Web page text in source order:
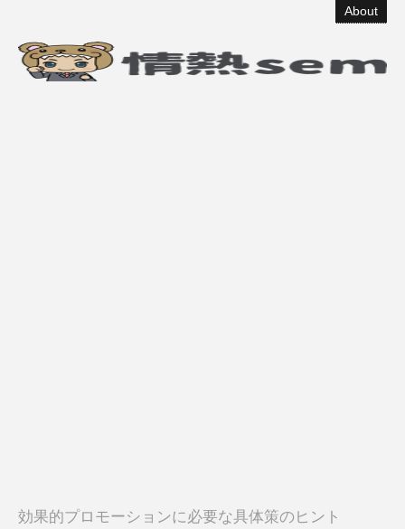
About
効果的プロモーションに必要な具体策のヒント